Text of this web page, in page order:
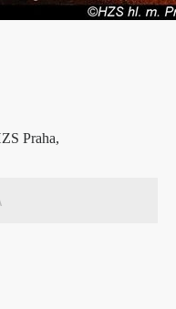
Praha,